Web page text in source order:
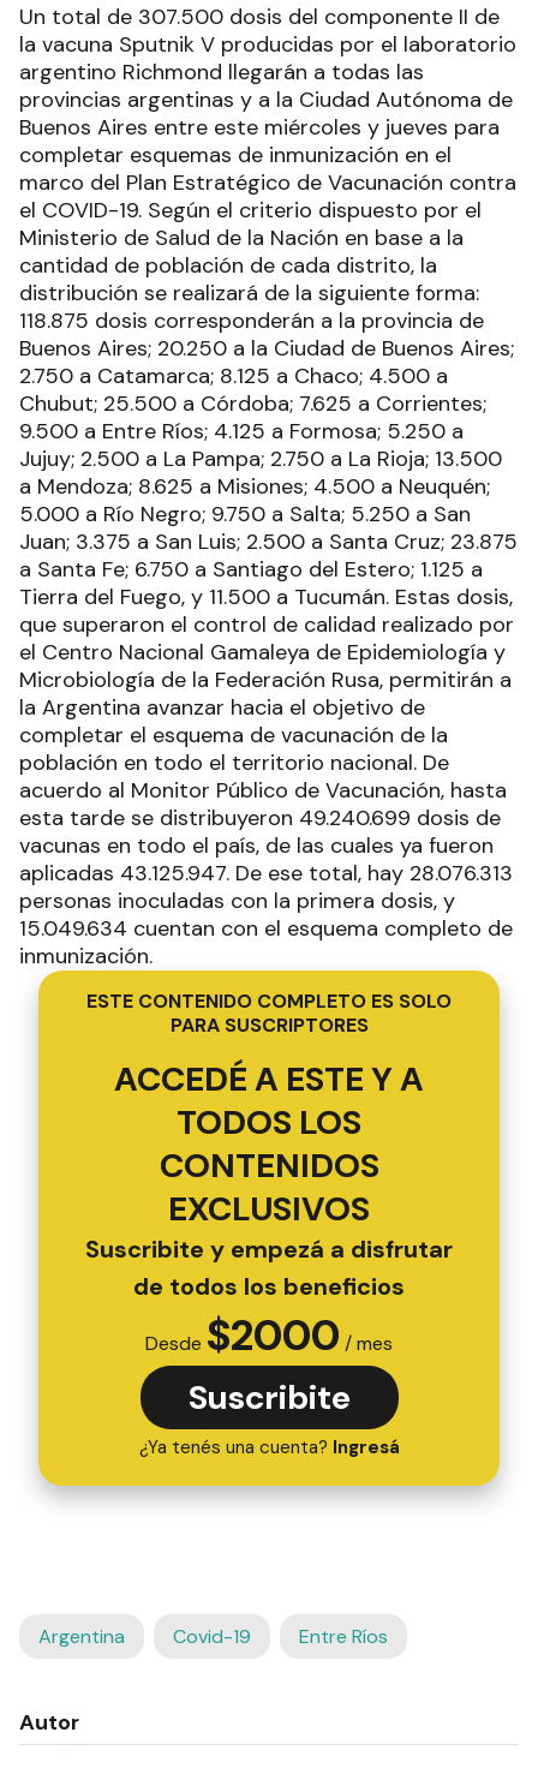
Un total de 307.500 dosis del componente II de
la vacuna Sputnik V producidas por el laboratorio
argentino Richmond llegarán a todas las
provincias argentinas y a la Ciudad Autónoma de
Buenos Aires entre este miércoles y jueves para
completar esquemas de inmunización en el
marco del Plan Estratégico de Vacunación contra
el COVID-19. Según el criterio dispuesto por el
Ministerio de Salud de la Nación en base a la
cantidad de población de cada distrito, la
distribución se realizará de la siguiente forma:
118.875 dosis corresponderán a la provincia de
Buenos Aires; 20.250 a la Ciudad de Buenos Aires;
2.750 a Catamarca; 8.125 a Chaco; 4.500 a
Chubut; 25.500 a Córdoba; 7.625 a Corrientes;
9.500 a Entre Ríos; 4.125 a Formosa; 5.250 a
Jujuy; 2.500 a La Pampa; 2.750 a La Rioja; 13.500
a Mendoza; 8.625 a Misiones; 4.500 a Neuquén;
5.000 a Río Negro; 9.750 a Salta; 5.250 a San
Juan; 3.375 a San Luis; 2.500 a Santa Cruz; 23.875
a Santa Fe; 6.750 a Santiago del Estero; 1.125 a
Tierra del Fuego, y 11.500 a Tucumán. Estas dosis,
que superaron el control de calidad realizado por
el Centro Nacional Gamaleya de Epidemiología y
Microbiología de la Federación Rusa, permitirán a
la Argentina avanzar hacia el objetivo de
completar el esquema de vacunación de la
población en todo el territorio nacional. De
acuerdo al Monitor Público de Vacunación, hasta
esta tarde se distribuyeron 49.240.699 dosis de
vacunas en todo el país, de las cuales ya fueron
aplicadas 43.125.947. De ese total, hay 28.076.313
personas inoculadas con la primera dosis, y
15.049.634 cuentan con el esquema completo de
inmunización.
ESTE CONTENIDO COMPLETO ES SOLO
PARA SUSCRIPTORES
ACCEDÉ A ESTE Y A
TODOS LOS
CONTENIDOS
EXCLUSIVOS
Suscribite y empezá a disfrutar
de todos los beneficios
Desde $2000 / mes
Suscribite
¿Ya tenés una cuenta? Ingresá
Argentina Covid-19 Entre Ríos
Autor